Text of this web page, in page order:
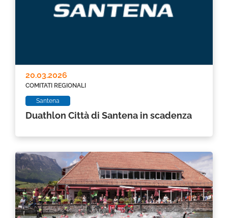
Duathlon Città di Santena in scadenza
COMITATI REGIONALI
20.03.2026
Santena